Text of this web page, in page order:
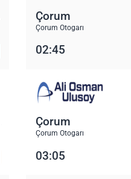
Çorum
Çorum Otogarı
02:45
Çorum
Çorum Otogarı
03:05